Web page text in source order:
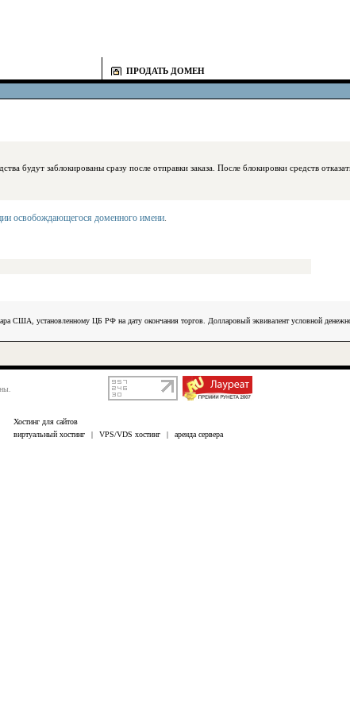
ПРОДАТЬ ДОМЕН
сразу после отправки заказа. После блокировки средств отказаться
освобождающегося доменного имени.
США, установленному ЦБ РФ на дату окончания торгов. Долларовый эквивалент условной
Хостинг для сайтов
виртуальный хостинг
| VPS/VDS хостинг | аренда сервера